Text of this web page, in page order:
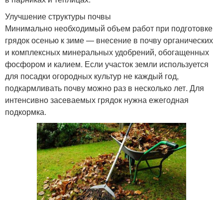
Улучшение структуры почвы
Минимально необходимый объем работ при подготовке
грядок осенью к зиме — внесение в почву органических
и комплексных минеральных удобрений, обогащенных
фосфором и калием. Если участок земли используется
для посадки огородных культур не каждый год,
подкармливать почву можно раз в несколько лет. Для
интенсивно засеваемых грядок нужна ежегодная
подкормка.